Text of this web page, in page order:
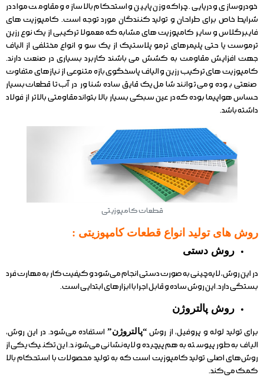
خودروسازی و دریایی. چراکه وزن پایین و استحکام بالا سازه و مقاومت مواد در
شرایط خاص برای طراحان و تولید کنندگان مورد توجه است. کامپوزیت های
فایبرگلاس و سایر کامپوزیت های مشابه که معمولا ترکیبی از یک نوع رزین
ترموست یا حتی پلیمرهای ترمو پلاستیک از یک سو و انواع مختلفی از الیاف
جهت افزایش مقاومت به کشش می باشند کاربرد بسیاری در صنعت دارند.
کامپوزیت های ترکیب رزین و الیاف پاسخگوی بازه متنوعی از نیازهای متفاوت
صنعتی بوده و می توانند شامل یک قایق ساده شناور در آب تا قطعات بسیار
حساس هواپیما بوده که در عین سبکی بسیار بالا بتواند مقاومتی بالاتر از فولاد
داشته باشد.
قطعات کامپوزیتی
روش های تولید انواع قطعات کامپوزیتی :
روش دستی
در این روش، لایه‌چینی به صورت دستی انجام می‌شود و کیفیت کار به مهارت فرد
بستگی دارد. این روش ساده و قابل اجرا با ابزارهای ابتدایی است.
روش پالتروژن
برای تولید لوله و پروفیل، از روش “پالتروژن” استفاده می‌شود. در این روش،
الیاف به طور پیوسته به هم پیچیده و لایه‌نشانی می‌شوند. این تکنیک یکی از
روش‌های اصلی تولید کامپوزیت است که به تولید محصولات با استحکام بالا
کمک می‌کند.